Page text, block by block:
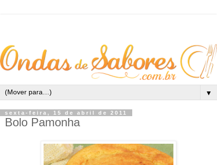
▼
sexta-feira, 15 de abril de 2011
Bolo Pamonha